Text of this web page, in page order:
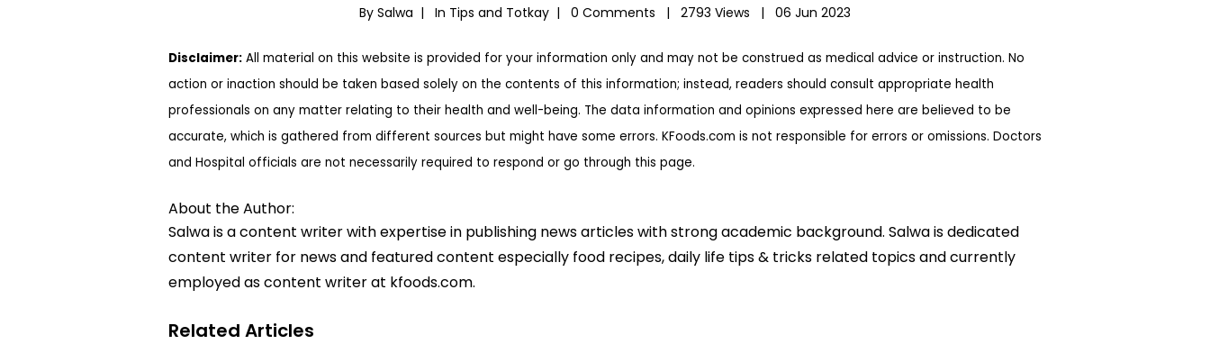
By Salwa | In Tips and Totkay | 0 Comments | 2793 Views | 06 Jun 2023
Disclaimer: All material on this website is provided for your information only and may not be construed as medical advice or instruction. No
action or inaction should be taken based solely on the contents of this information; instead, readers should consult appropriate health
professionals on any matter relating to their health and well-being. The data information and opinions expressed here are believed to be
accurate, which is gathered from different sources but might have some errors. KFoods.com is not responsible for errors or omissions. Doctors
and Hospital officials are not necessarily required to respond or go through this page.
About the Author:
Salwa is a content writer with expertise in publishing news articles with strong academic background. Salwa is dedicated
content writer for news and featured content especially food recipes, daily life tips & tricks related topics and currently
employed as content writer at kfoods.com.
Related Articles